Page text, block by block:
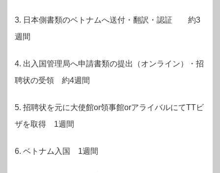
3. 日本側書類のベトナムへ送付・翻訳・認証 約3
週間
4. 出入国管理局へ申請書類の提出（オンライン）・招
聘状の受領 約4週間
5. 招聘状を元に大使館or領事館orアライバルにてTTビ
ザを取得 1週間
6. ベトナム入国 1週間